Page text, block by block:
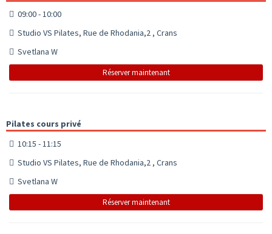
09:00 - 10:00
Studio VS Pilates, Rue de Rhodania,2 , Crans
Svetlana W
Réserver maintenant
Pilates cours privé
10:15 - 11:15
Studio VS Pilates, Rue de Rhodania,2 , Crans
Svetlana W
Réserver maintenant